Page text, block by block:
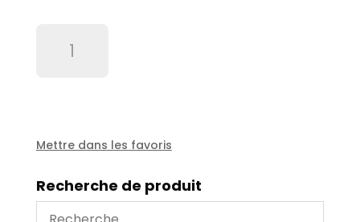
135*90*3
trous
Mettre dans les favoris
Recherche de produit